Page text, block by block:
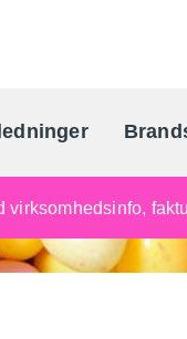
virksomhedsinfo,